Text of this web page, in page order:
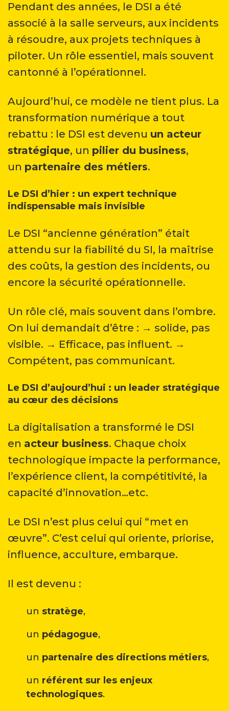
Pendant des années, le DSI a été
associé à la salle serveurs, aux incidents
à résoudre, aux projets techniques à
piloter. Un rôle essentiel, mais souvent
cantonné à l’opérationnel.
Aujourd’hui, ce modèle ne tient plus. La
transformation numérique a tout
rebattu : le DSI est devenu un acteur
stratégique, un pilier du business,
un partenaire des métiers.
Le DSI d’hier : un expert technique
indispensable mais invisible
Le DSI “ancienne génération” était
attendu sur la fiabilité du SI, la maîtrise
des coûts, la gestion des incidents, ou
encore la sécurité opérationnelle.
Un rôle clé, mais souvent dans l’ombre.
On lui demandait d’être : → solide, pas
visible. → Efficace, pas influent. →
Compétent, pas communicant.
Le DSI d’aujourd’hui : un leader stratégique
au cœur des décisions
La digitalisation a transformé le DSI
en acteur business. Chaque choix
technologique impacte la performance,
l’expérience client, la compétitivité, la
capacité d’innovation…etc.
Le DSI n’est plus celui qui “met en
œuvre”. C’est celui qui oriente, priorise,
influence, acculture, embarque.
Il est devenu :
un stratège,
un pédagogue,
un partenaire des directions métiers,
un référent sur les enjeux
technologiques.